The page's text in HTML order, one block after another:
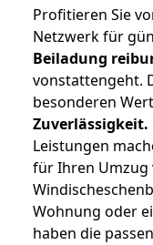
Profitieren Sie
Netzwerk für
Beiladung
vonstattengeht.
besonderen
Zuverlässigkeit.
Leistungen
für Ihren Umzug
Wohnung oder
haben die